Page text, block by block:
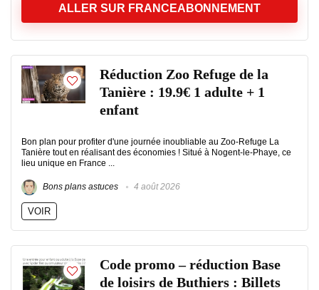
ALLER SUR FRANCEABONNEMENT
Réduction Zoo Refuge de la
Tanière : 19.9€ 1 adulte + 1
enfant
Bon plan pour profiter d'une journée inoubliable au Zoo-Refuge La
Tanière tout en réalisant des économies ! Situé à Nogent-le-Phaye, ce
lieu unique en France ...
Bons plans astuces 4 août 2026
VOIR
Code promo – réduction Base
de loisirs de Buthiers : Billets